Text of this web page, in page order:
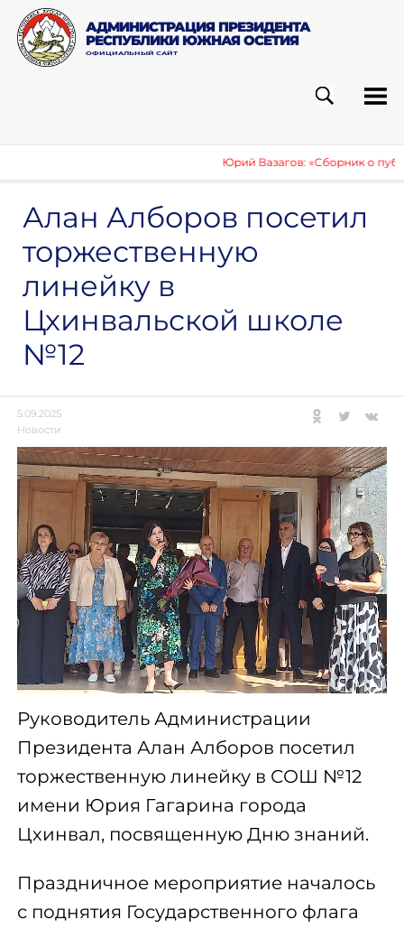
АДМИНИСТРАЦИЯ ПРЕЗИДЕНТА
РЕСПУБЛИКИ ЮЖНАЯ ОСЕТИЯ
ОФИЦИАЛЬНЫЙ САЙТ
ПОИСК
Юрий Вазагов: «Сборник о
Алан Алборов посетил
торжественную
линейку в
Цхинвальской школе
№12
5.09.2025
Новости
Руководитель Администрации
Президента Алан Алборов посетил
торжественную линейку в СОШ №12
имени Юрия Гагарина города
Цхинвал, посвященную Дню знаний.
Праздничное мероприятие началось
с поднятия Государственного флага